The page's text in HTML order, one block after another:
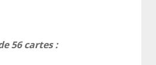
56 cartes :